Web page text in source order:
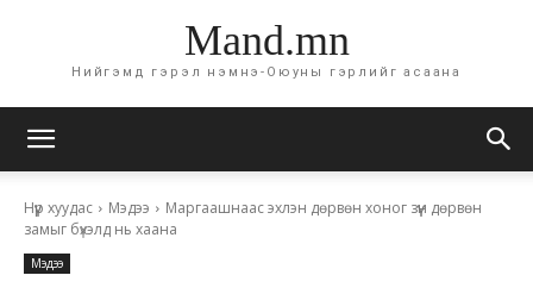
Mand.mn
Нийгэмд гэрэл нэмнэ-Оюуны гэрлийг асаана
Нүүр хуудас Мэдээ
Маргаашнаас эхлэн дөрвөн хоног зүүн дөрвөн
замыг бүхэлд нь хаана
Мэдээ